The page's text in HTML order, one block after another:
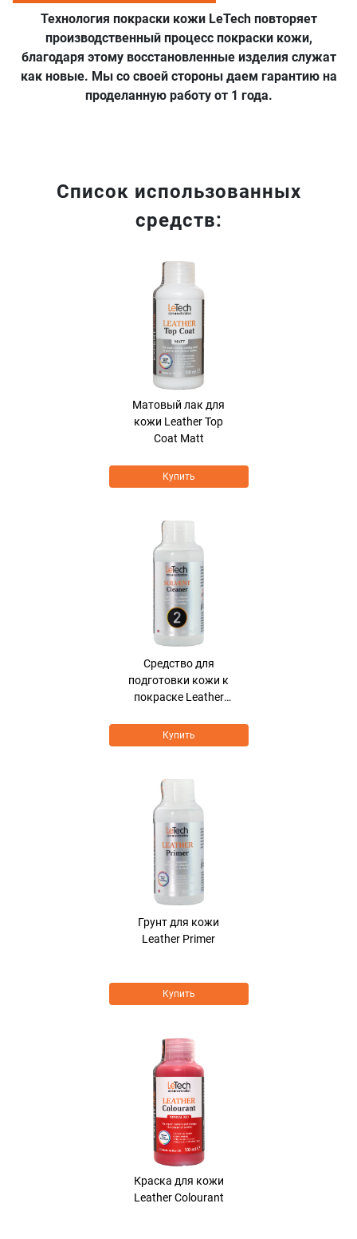
Технология покраски кожи LeTech повторяет
производственный процесс покраски кожи,
благодаря этому восстановленные изделия служат
как новые. Мы со своей стороны даем гарантию на
проделанную работу от 1 года.
Список использованных
средств:
Матовый лак для
кожи Leather Top
Coat Matt
Купить
Средcтво для
подготовки кожи к
покраске Leather
Купить
Грунт для кожи
Leather Primer
Купить
Краска для кожи
Leather Colourant